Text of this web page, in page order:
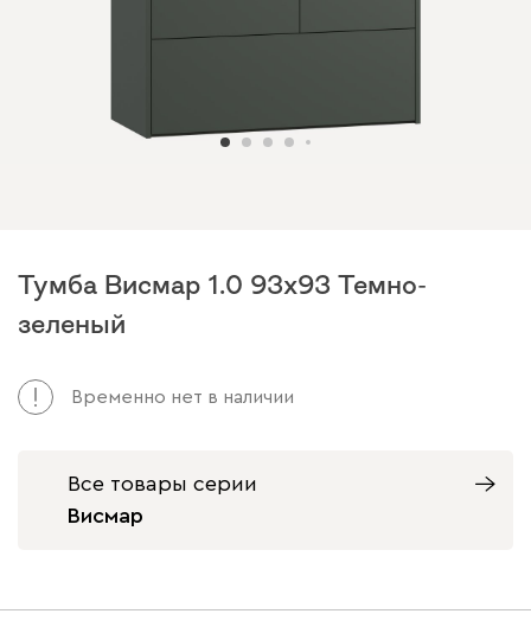
Тумба Висмар 1.0 93x93 Темно-
зеленый
Временно нет в наличии
Все товары серии
Висмар